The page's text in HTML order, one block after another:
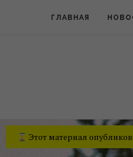
ГЛАВНАЯ
Этот материал